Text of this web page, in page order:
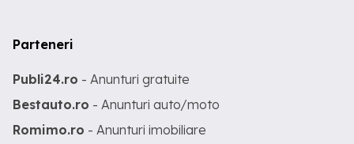
Parteneri
Publi24.ro - Anunturi gratuite
Bestauto.ro - Anunturi auto/moto
Romimo.ro - Anunturi imobiliare